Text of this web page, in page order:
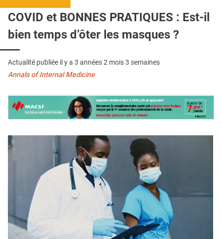
CONTACT
COVID et BONNES PRATIQUES : Est-il
bien temps d’ôter les masques ?
Actualité publiée il y a 3 années 2 mois 3 semaines
Annals of Internal Medicine